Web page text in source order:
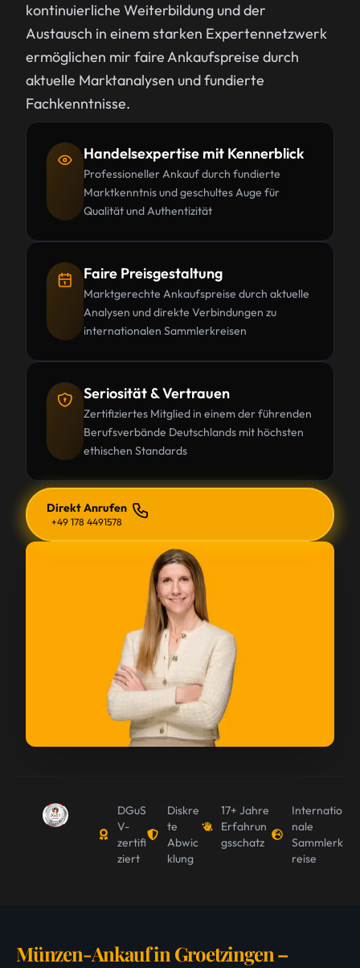
kontinuierliche Weiterbildung und der
Austausch in einem starken Expertennetzwerk
ermöglichen mir faire Ankaufspreise durch
aktuelle Marktanalysen und fundierte
Fachkenntnisse.
Handelsexpertise mit Kennerblick
Professioneller Ankauf durch fundierte
Marktkenntnis und geschultes Auge für
Qualität und Authentizität
Faire Preisgestaltung
Marktgerechte Ankaufspreise durch aktuelle
Analysen und direkte Verbindungen zu
internationalen Sammlerkreisen
Seriosität & Vertrauen
Zertifiziertes Mitglied in einem der führenden
Berufsverbände Deutschlands mit höchsten
ethischen Standards
Direkt Anrufen
+49 178 4491578
DGuS
V-
zertifi
ziert
Diskre
te
Abwic
klung
17+ Jahre
Erfahrun
gsschatz
Internatio
nale
Sammlerk
reise
Münzen-Ankauf in Groetzingen –